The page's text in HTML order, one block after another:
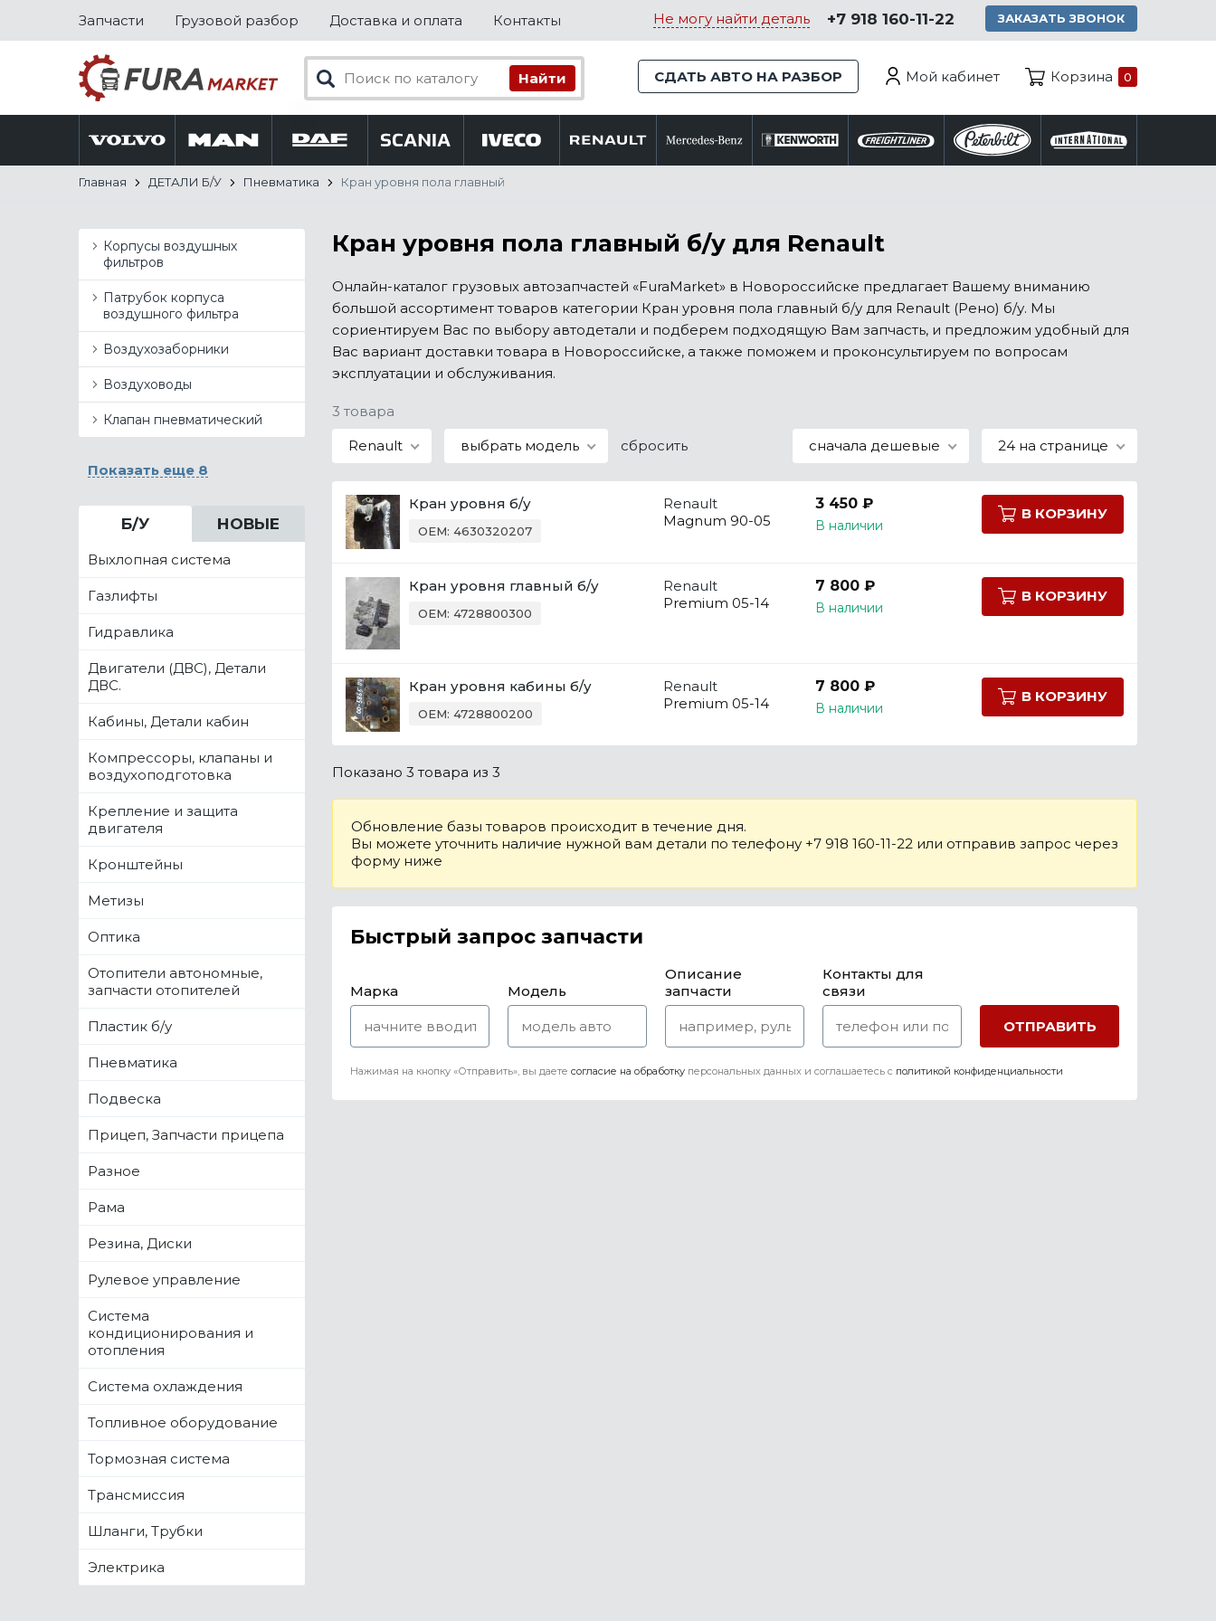
Запчасти Грузовой разбор Доставка и оплата Контакты Не могу найти деталь +7 918 160-11-22 ЗАКАЗАТЬ ЗВОНОК
СДАТЬ АВТО НА РАЗБОР Мой кабинет Корзина 0
Главная ДЕТАЛИ Б/У Пневматика Кран уровня пола главный
Корпусы воздушных
фильтров
Патрубок корпуса
воздушного фильтра
Воздухозаборники
Воздуховоды
Клапан пневматический
Показать еще 8
Б/У НОВЫЕ
Выхлопная система
Газлифты
Гидравлика
Двигатели (ДВС), Детали
ДВС.
Кабины, Детали кабин
Компрессоры, клапаны и
воздухоподготовка
Крепление и защита
двигателя
Кронштейны
Метизы
Оптика
Отопители автономные,
запчасти отопителей
Пластик б/у
Пневматика
Подвеска
Прицеп, Запчасти прицепа
Разное
Рама
Резина, Диски
Рулевое управление
Система
кондиционирования и
отопления
Система охлаждения
Топливное оборудование
Тормозная система
Трансмиссия
Шланги, Трубки
Электрика
Кран уровня пола главный б/у для Renault
Онлайн-каталог грузовых автозапчастей «FuraMarket» в Новороссийске предлагает Вашему вниманию
большой ассортимент товаров категории Кран уровня пола главный б/у для Renault (Рено) б/у. Мы
сориентируем Вас по выбору автодетали и подберем подходящую Вам запчасть, и предложим удобный для
Вас вариант доставки товара в Новороссийске, а также поможем и проконсультируем по вопросам
эксплуатации и обслуживания.
3 товара
Renault
выбрать модель сбросить сначала дешевые 24 на странице
Кран уровня б/у
OEM: 4630320207
Renault
Magnum 90-05
3 450 ₽
В наличии
В КОРЗИНУ
Кран уровня главный б/у
OEM: 4728800300
Renault
Premium 05-14
7 800 ₽
В наличии
В КОРЗИНУ
Кран уровня кабины б/у
OEM: 4728800200
Renault
Premium 05-14
7 800 ₽
В наличии
В КОРЗИНУ
Показано 3 товара из 3
Обновление базы товаров происходит в течение дня.
Вы можете уточнить наличие нужной вам детали по телефону +7 918 160-11-22 или отправив запрос через
форму ниже
Быстрый запрос запчасти
Марка Модель
Описание
запчасти
Контакты для
связи
Нажимая на кнопку «Отправить», вы даете согласие на обработку персональных данных и соглашаетесь c политикой конфиденциальности